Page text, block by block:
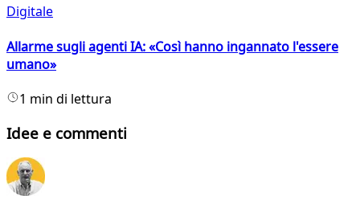
Digitale
Allarme sugli agenti IA: «Così hanno ingannato l'essere
umano»
1 min di lettura
Idee e commenti